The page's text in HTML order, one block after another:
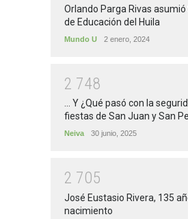
Orlando Parga Rivas
de Educación del Huila
Mundo U 2 enero, 2024
2 748
... Y ¿Qué pasó con la
fiestas de San Juan y San
Neiva 30 junio, 2025
2 705
José Eustasio Rivera, 135
nacimiento